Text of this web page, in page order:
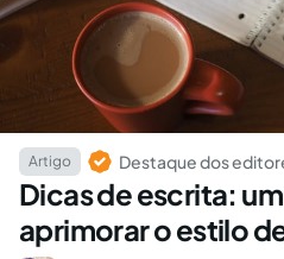
Artigo
Destaque dos
Dicas de escrita:
aprimorar o estilo